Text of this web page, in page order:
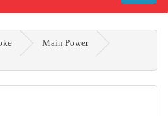
Main Power